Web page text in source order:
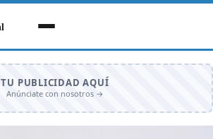
TU PUBLICIDAD AQUÍ
Anúnciate con nosotros →